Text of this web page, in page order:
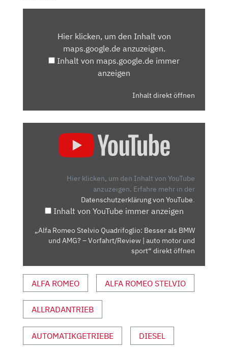
MAPS.GOOGLE.DEHier klicken, um den Inhalt von
maps.google.de anzuzeigen.
Inhalt von maps.google.de immer
anzeigen
Inhalt direkt öffnen
AMG?
AUTO
MOTOR
UND
SPORT“
YOUTUBE
Hier klicken, um den Inhalt von YouTube
anzuzeigen. Erfahre mehr in der
Datenschutzerklärung von YouTube.
Inhalt von YouTube immer anzeigen
„Alfa Romeo Stelvio Quadrifoglio: Besser als BMW
und AMG? – Vorfahrt/Review | auto motor und
sport“ direkt öffnen
ALFA ROMEO ALFA ROMEO STELVIO
ALLRADANTRIEB
AUTOMATIKGETRIEBE DIESEL